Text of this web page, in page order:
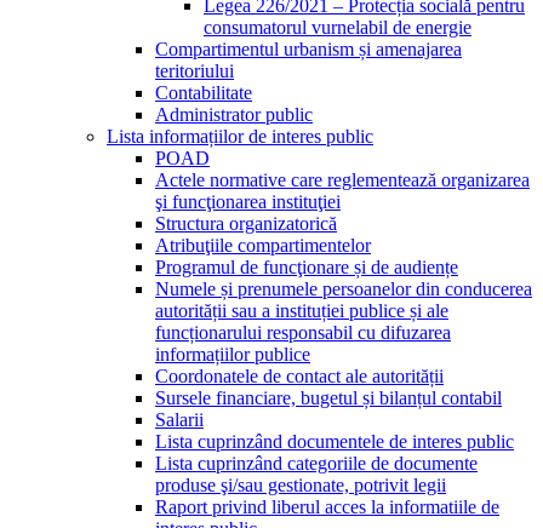
Legea 226/2021 – Protecția socială pentru
consumatorul vurnelabil de energie
Compartimentul urbanism și amenajarea
teritoriului
Contabilitate
Administrator public
Lista informațiilor de interes public
POAD
Actele normative care reglementează organizarea
şi funcţionarea instituţiei
Structura organizatorică
Atribuţiile compartimentelor
Programul de funcţionare și de audiențe
Numele și prenumele persoanelor din conducerea
autorității sau a instituției publice și ale
funcționarului responsabil cu difuzarea
informațiilor publice
Coordonatele de contact ale autorității
Sursele financiare, bugetul și bilanțul contabil
Salarii
Lista cuprinzând documentele de interes public
Lista cuprinzând categoriile de documente
produse şi/sau gestionate, potrivit legii
Raport privind liberul acces la informatiile de